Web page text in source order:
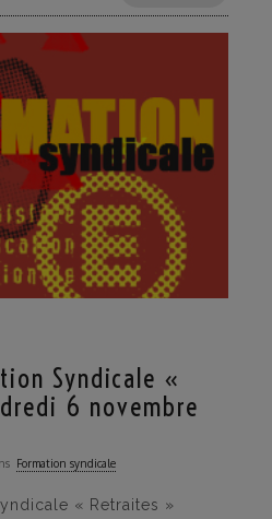
Syndicale «
6 novembre
Formation syndicale
« Retraites »